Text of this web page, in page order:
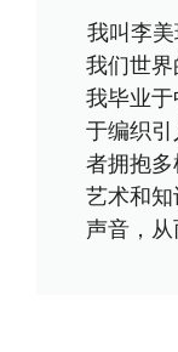
我叫李
我们世界
我毕业
于编织
者拥抱
艺术和
声音，从